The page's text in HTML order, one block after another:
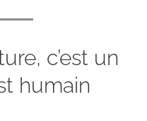
c’est un
humain